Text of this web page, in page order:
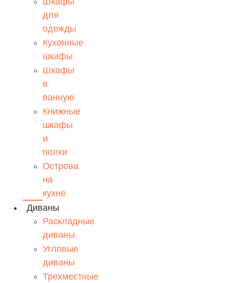
для
одежды
Кухонные
шкафы
Шкафы
в
ванную
Книжные
шкафы
и
полки
Острова
на
кухне
Диваны
Раскладные
диваны
Угловые
диваны
Трехместные